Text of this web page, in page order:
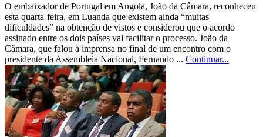
O embaixador de Portugal em Angola, João da Câmara, reconheceu
esta quarta-feira, em Luanda que existem ainda “muitas
dificuldades” na obtenção de vistos e considerou que o acordo
assinado entre os dois países vai facilitar o processo. João da
Câmara, que falou à imprensa no final de um encontro com o
presidente da Assembleia Nacional, Fernando ... Continuar...